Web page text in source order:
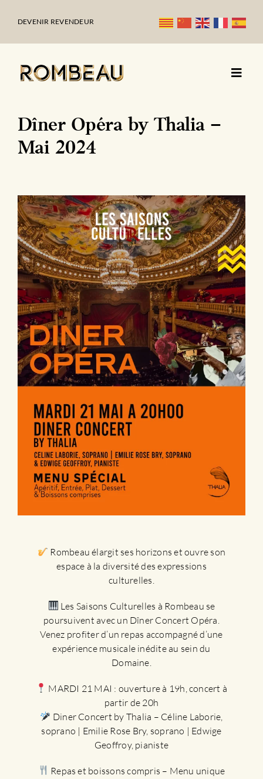
DEVENIR REVENDEUR
Dîner Opéra by Thalia –
Mai 2024
Rombeau élargit ses horizons et ouvre son
espace à la diversité des expressions
culturelles.
Les Saisons Culturelles à Rombeau se
poursuivent avec un Dîner Concert Opéra.
Venez profiter d’un repas accompagné d’une
expérience musicale inédite au sein du
Domaine.
MARDI 21 MAI : ouverture à 19h, concert à
partir de 20h
Diner Concert by Thalia – Céline Laborie,
soprano | Emilie Rose Bry, soprano | Edwige
Geoffroy, pianiste
Repas et boissons compris – Menu unique